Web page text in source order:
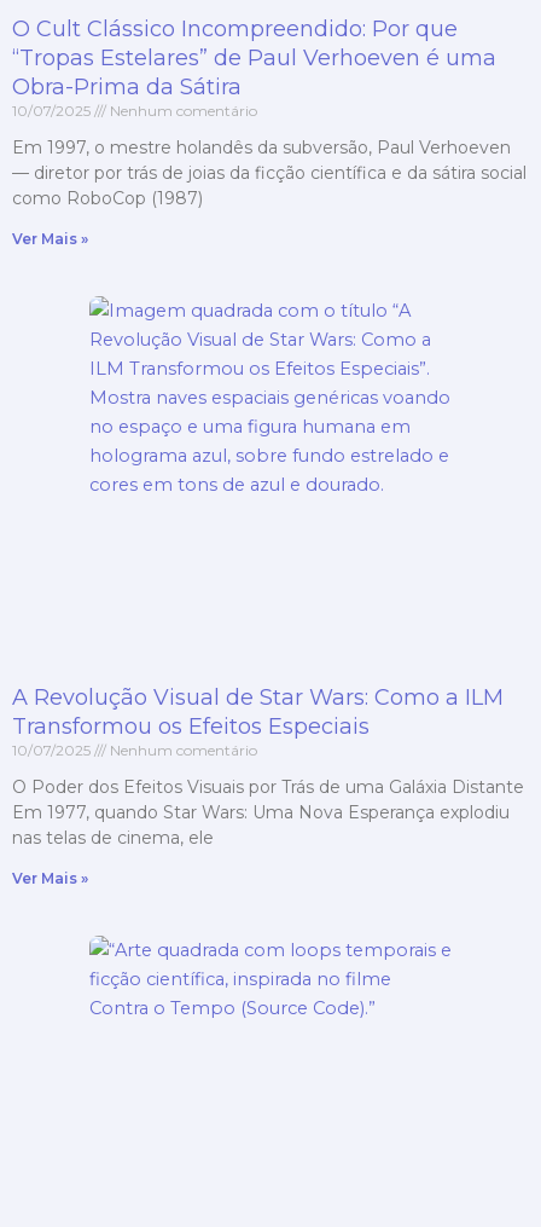
O Cult Clássico Incompreendido: Por que
“Tropas Estelares” de Paul Verhoeven é uma
Obra-Prima da Sátira
10/07/2025 Nenhum comentário
Em 1997, o mestre holandês da subversão, Paul Verhoeven
— diretor por trás de joias da ficção científica e da sátira social
como RoboCop (1987)
Ver Mais »
A Revolução Visual de Star Wars: Como a ILM
Transformou os Efeitos Especiais
10/07/2025 Nenhum comentário
O Poder dos Efeitos Visuais por Trás de uma Galáxia Distante
Em 1977, quando Star Wars: Uma Nova Esperança explodiu
nas telas de cinema, ele
Ver Mais »